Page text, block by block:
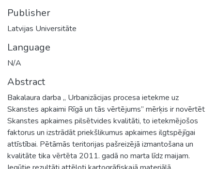
Publisher
Latvijas Universitāte
Language
N/A
Abstract
Bakalaura darba „ Urbanizācijas procesa ietekme uz
Skanstes apkaimi Rīgā un tās vērtējums” mērķis ir novērtēt
Skanstes apkaimes pilsētvides kvalitāti, to ietekmējošos
faktorus un izstrādāt priekšlikumus apkaimes ilgtspējīgai
attīstībai. Pētāmās teritorijas pašreizējā izmantošana un
kvalitāte tika vērtēta 2011. gadā no marta līdz maijam.